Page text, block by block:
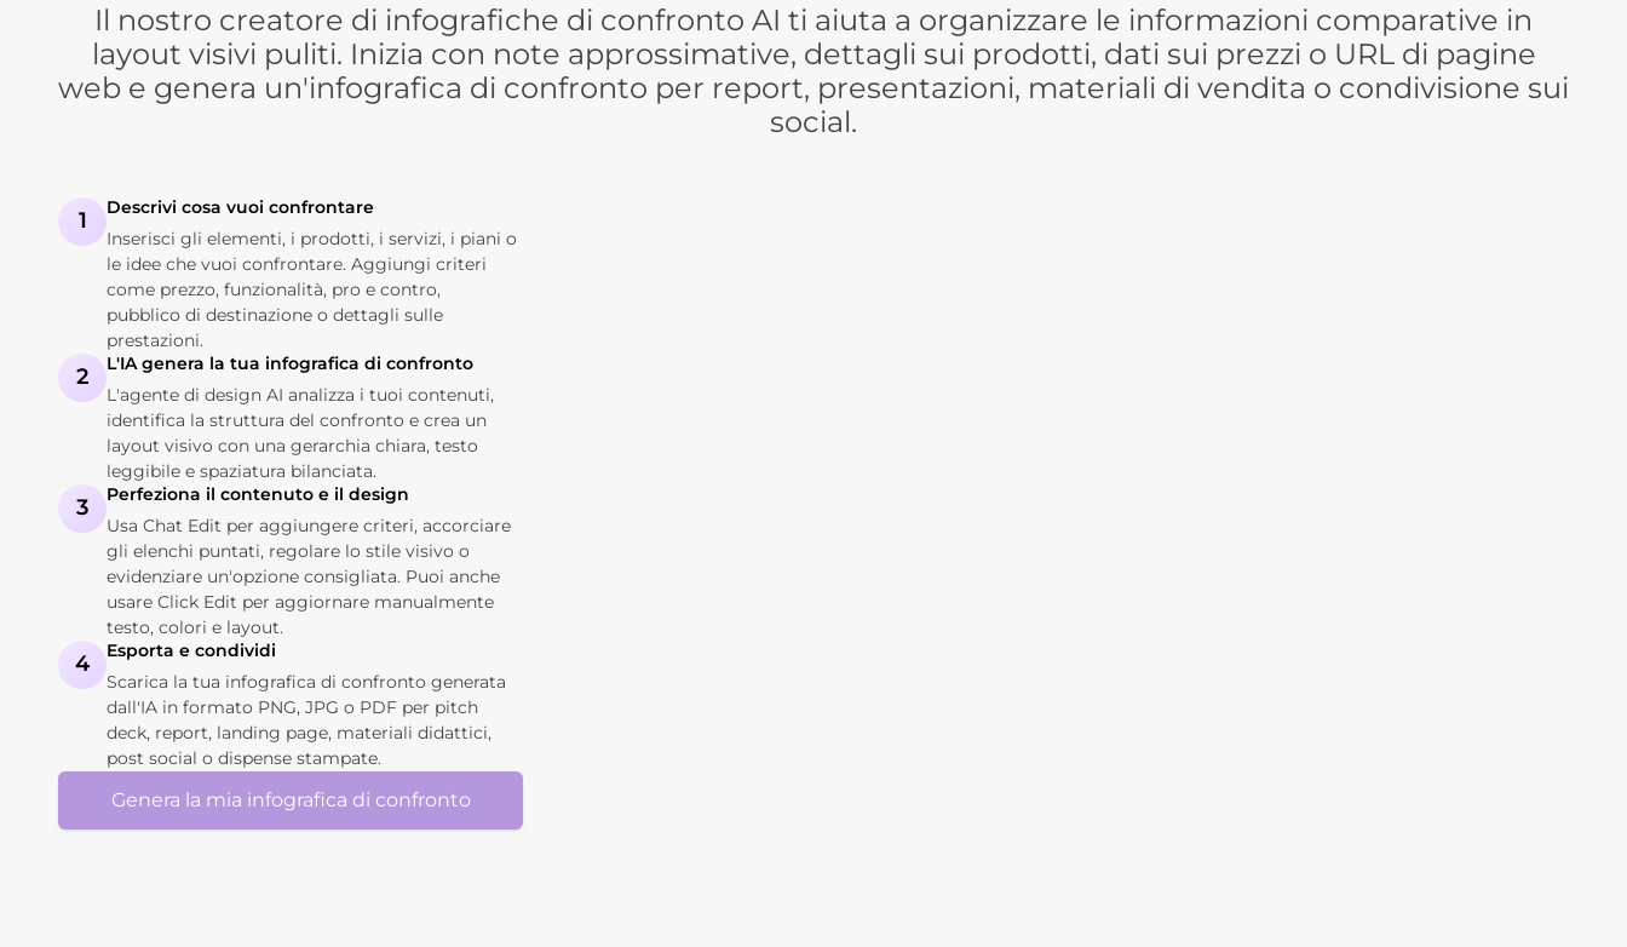
Il nostro creatore di infografiche di confronto AI ti aiuta a organizzare le informazioni comparative in
layout visivi puliti. Inizia con note approssimative, dettagli sui prodotti, dati sui prezzi o URL di pagine
web e genera un'infografica di confronto per report, presentazioni, materiali di vendita o condivisione sui
social.
1
Descrivi cosa vuoi confrontare
Inserisci gli elementi, i prodotti, i servizi, i piani o
le idee che vuoi confrontare. Aggiungi criteri
come prezzo, funzionalità, pro e contro,
pubblico di destinazione o dettagli sulle
prestazioni.
2
L'IA genera la tua infografica di confronto
L'agente di design AI analizza i tuoi contenuti,
identifica la struttura del confronto e crea un
layout visivo con una gerarchia chiara, testo
leggibile e spaziatura bilanciata.
3
Perfeziona il contenuto e il design
Usa Chat Edit per aggiungere criteri, accorciare
gli elenchi puntati, regolare lo stile visivo o
evidenziare un'opzione consigliata. Puoi anche
usare Click Edit per aggiornare manualmente
testo, colori e layout.
4
Esporta e condividi
Scarica la tua infografica di confronto generata
dall'IA in formato PNG, JPG o PDF per pitch
deck, report, landing page, materiali didattici,
post social o dispense stampate.
Genera la mia infografica di confronto